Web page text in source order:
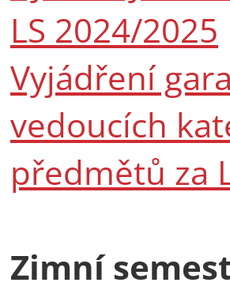
LS 2024/2025
Vyjádření
vedoucích
předmětů za
Zimní